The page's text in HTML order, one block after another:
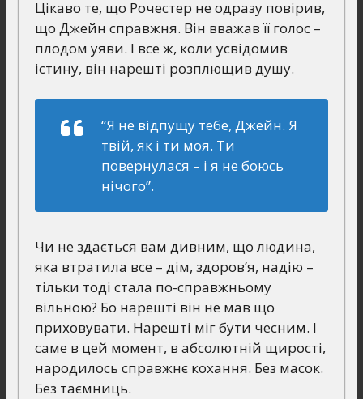
Цікаво те, що Рочестер не одразу повірив,
що Джейн справжня. Він вважав її голос –
плодом уяви. І все ж, коли усвідомив
істину, він нарешті розплющив душу.
“Я не відпущу тебе, Джейн. Я
твій, як і ти моя. Ти
повернулася – і я не боюсь
нічого”.
Чи не здається вам дивним, що людина,
яка втратила все – дім, здоров’я, надію –
тільки тоді стала по-справжньому
вільною? Бо нарешті він не мав що
приховувати. Нарешті міг бути чесним. І
саме в цей момент, в абсолютній щирості,
народилось справжнє кохання. Без масок.
Без таємниць.